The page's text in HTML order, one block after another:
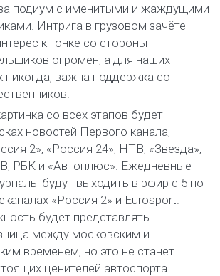
подиум с именитыми и жаждущими
Интрига в грузовом зачёте
к гонке со стороны
огромен, а для наших
никогда, важна поддержка со
со всех этапов будет
новостей Первого канала,
2», «Россия 24», НТВ, «Звезда»,
РБК и «Автоплюс». Ежедневные
будут выходить в эфир с 5 по
«Россия 2» и Eurosport.
будет представлять
между московским и
временем, но это не станет
ценителей автоспорта.